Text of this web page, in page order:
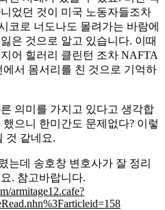
었던 것이 미국 노동자들조차
코로 너도나도 몰려가는 바람에
은 것으로 알고 있습니다. 이때
어 힐러리 클린턴 조차 NAFTA
에서 몸서리를 친 것으로 기억하
의미를 가지고 있다고 생각합
으니 한미간도 문제없다? 이렇
것 같네요.
는데 송호창 변호사가 잘 정리
. 참고바랍니다.
armitage12.cafe?